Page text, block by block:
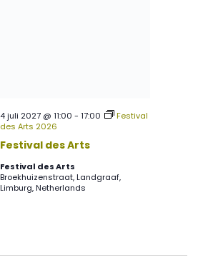
Festival des Arts
4 juli 2027 @ 11:00 -17:00
Festival
des Arts 2026
Festival des Arts
Broekhuizenstraat, Landgraaf,
Limburg, Netherlands